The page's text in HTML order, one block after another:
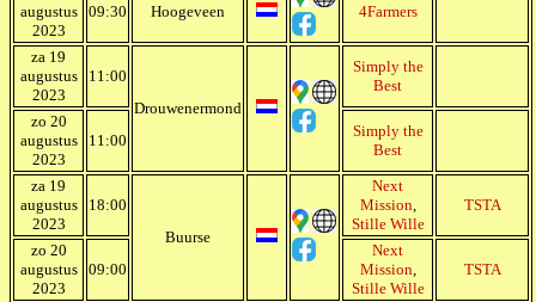
augustus
2023
09:30 Hoogeveen 4Farmers
za 19
augustus
2023
11:00
Drouwenermond
Simply the
Best
zo 20
augustus
2023
11:00
Simply the
Best
za 19
augustus
2023
18:00
Buurse
Next
Mission
Stille Wille
TSTA
zo 20
augustus
2023
09:00
Next
Mission
Stille Wille
TSTA